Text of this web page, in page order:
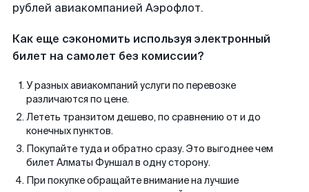
рублей авиакомпанией Аэрофлот.
Как еще сэкономить используя электронный
билет на самолет без комиссии?
У разных авиакомпаний услуги по перевозке
различаются по цене.
Лететь транзитом дешево, по сравнению от и до
конечных пунктов.
Покупайте туда и обратно сразу. Это выгоднее чем
билет Алматы Фуншал в одну сторону.
При покупке обращайте внимание на лучшие